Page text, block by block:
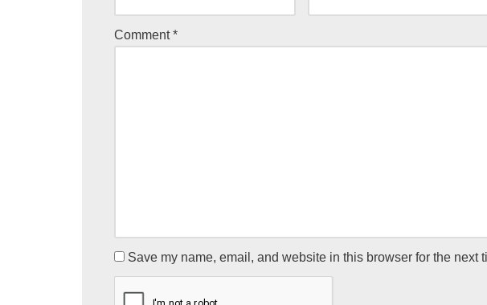
Comment*
Save my name, email, and website in this browser for the next